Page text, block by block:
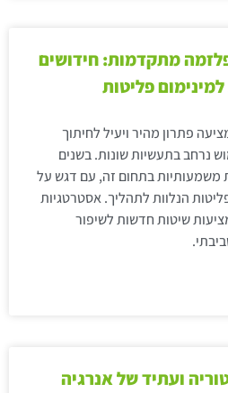
מתקדמות: חידושים
למינימום פליטות
פתרון מהיר ויעיל לחיתוך
נרחב בתעשיות שונות. בשנים
משמעותיות בתחום זה, עם דגש על
הנלוות לתהליך. אסטרטגיות
שיטות חדשות לשיפור
ועתיד של אנרגיה